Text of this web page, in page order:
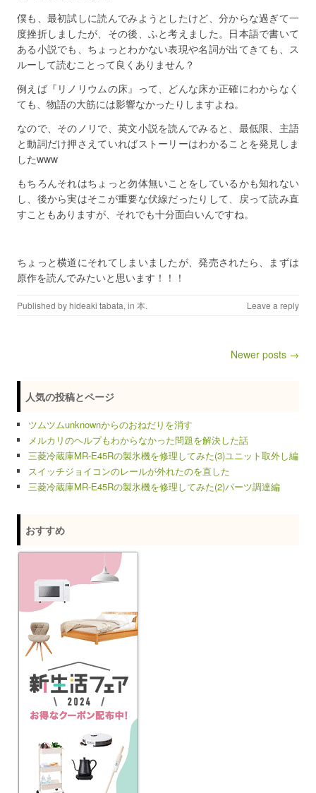
僕も、最初試しに読んでみようとしたけど、分からな過ぎて一
度挫折しましたが、その後、ふと考えました。日本語で書いて
ある小説でも、ちょっとわかない表現や名詞が出てきても、ス
ルーして読むことって良くありません？
例えば『リノリウムの床』って、どんな床か正確にわからなく
ても、物語の大筋には影響なかったりしますよね。
なので、そのノリで、英文小説を読んでみると、最低限、主語
と動詞だけ押さえていればストーリーはわかることを発見しま
したwww
もちろんそれはちょっと勿体無いことをしているかも知れない
し、後から実はそこが重要な伏線だったりして、戻って読み直
すこともありますが、それでも十分面白いんですね。
ちょっと横道にそれてしまいましたが、発売されたら、まずは
原作を読んでみたいと思います！！！
Published by hideaki tabata, in 本. Leave a reply
Newer posts →
人気の投稿とページ
ツムツムunknownからのおねだりを消す
メルカリのヘルプもわからなかった問題を解決した話
三菱冷蔵庫MR-E45Rの製氷機を修理してみた(3)ユニット取外し編
スイッチジョイコンのレールが外れたのを直した
三菱冷蔵庫MR-E45Rの製氷機を修理してみた(2)パーツ調達編
おすすめ